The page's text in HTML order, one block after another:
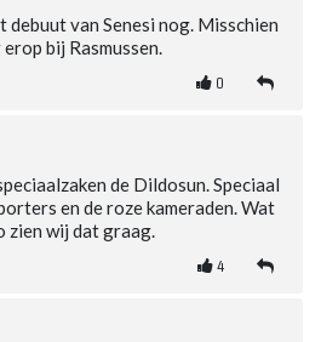
debuut van Senesi nog. Misschien
bij Rasmussen.
0
de Dildosun. Speciaal
en de roze kameraden. Wat
zien wij dat graag.
4